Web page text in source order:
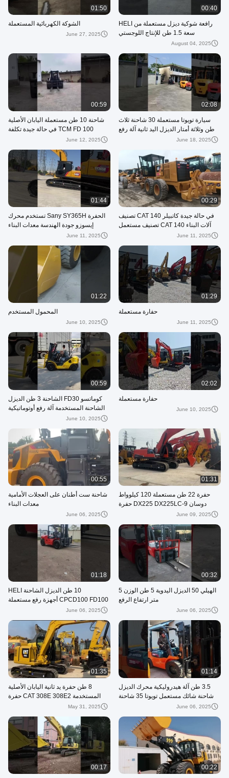
00:40
رافعة شوكية ديزل مستعملة من HELI
سعة 1.5 طن للإنتاج اللوجستي
August 04, 2025
01:50
الشوكة الكهربائية المستعملة
June 27, 2025
02:08
سيارة تويوتا مستعملة 30 شاحنة ثلاث
طن وثلاثة أمتار الديزل اليد ثانية آلة رفع
June 18, 2025
00:59
شاحنة 10 طن مستعملة اليابان الأصلية
TCM FD 100 في حالة جيدة تكلفة
منخفضة وقود منخفضة سعرJune 12, 2025
00:29
في حالة جيدة كاتبيلر CAT 140 تصنيف
آلات البناء CAT 140 تصنيف مستعمل
June 11, 2025
01:44
الحفرة Sany SY365H تستخدم محرك
إيسوزو جودة الهندسة معدات البناء
June 11, 2025
01:29
حفارة مستعملة
June 11, 2025
01:22
المحمول المستخدم
June 10, 2025
02:02
حفارة مستعملة
June 10, 2025
00:59
كوماتسو FD30 الشاحنة 3 طن الديزل
الشاحنة المستخدمة آلة رفع أوتوماتيكية
June 10, 2025
01:31
حفرة 22 طن مستعملة 120 كيلوواط
دوسان DX225 DX225LC-9 حفرة
June 09, 2025
00:55
شاحنة ست أطنان على العجلات الأمامية
معدات البناء
June 06, 2025
00:32
الهيلي 50 الديزل اليدوية 5 طن الوزن 5
متر ارتفاع الرفع
June 06, 2025
01:18
10 طن الديزل الشاحنة HELI
CPCD100 FD100 أجهزة رفع مستعملة
June 06, 2025
01:14
3.5 طن آلة هيدروليكية محرك الديزل
شاحنة شائك مستعمل تويوتا 35 شاحنة
June 06, 2025
01:35
8 طن حفرة يد ثانية اليابان الأصلية
المستخدمة CAT 308E 308E2 حفرة
May 31, 2025
00:22
00:17